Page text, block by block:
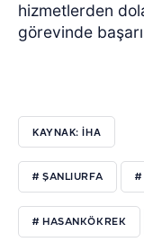
hizmetlerden
görevinde
KAYNAK: İHA
# ŞANLIURFA #
# HASANKÖKREK